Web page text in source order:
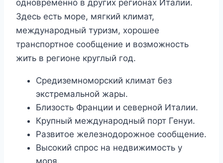
одновременно в других регионах Италии.
Здесь есть море, мягкий климат,
международный туризм, хорошее
транспортное сообщение и возможность
жить в регионе круглый год.
Средиземноморский климат без
экстремальной жары.
Близость Франции и северной Италии.
Крупный международный порт Генуи.
Развитое железнодорожное сообщение.
Высокий спрос на недвижимость у